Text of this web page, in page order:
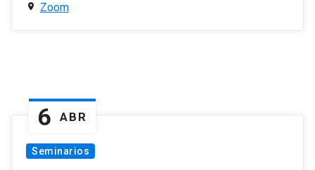
Zoom
6 ABR
Seminarios